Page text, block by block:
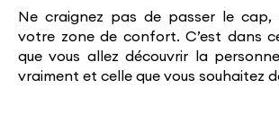
Ne craignez pas de passer le
votre zone de confort. C’est dans
que vous allez découvrir la
vraiment et celle que vous souhaitez